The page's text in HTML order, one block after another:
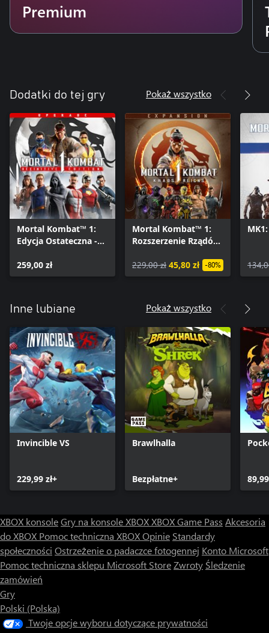
Premium
Dodatki do tej gry Pokaż wszystko
Mortal Kombat™ 1:
Edycja Ostateczna -
259,00 zł
Mortal Kombat™ 1:
Rozszerzenie Rządów
229,00 zł 45,80 zł -80%
Inne lubiane Pokaż wszystko
Invincible VS
229,99 zł+
Brawlhalla
Bezpłatne+
XBOX konsoleGry na konsole XBOXXBOX Game Pass Akcesoria
do XBOX Pomoc techniczna XBOXOpinie Standardy
społeczności Ostrzeżenie o padaczce fotogennej Konto Microsoft
Pomoc techniczna sklepu Microsoft StoreZwroty Śledzenie
zamówień
Gry
Polski (Polska)
Twoje opcje wyboru dotyczące prywatności